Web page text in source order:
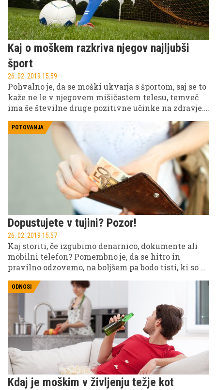
Kaj o moškem razkriva njegov najljubši
šport
26. 02. 2019 15.59
Pohvalno je, da se moški ukvarja s športom, saj se to
kaže ne le v njegovem mišičastem telesu, temveč
ima še številne druge pozitivne učinke na zdravje.
določen šport?
POTOVANJA
Dopustujete v tujini? Pozor!
26. 02. 2019 15.57
Kaj storiti, če izgubimo denarnico, dokumente ali
mobilni telefon? Pomembno je, da se hitro in
pravilno odzovemo, na boljšem pa bodo tisti, ki so se
zavarovali.
ODNOSI
Kdaj je moškim v življenju težje kot